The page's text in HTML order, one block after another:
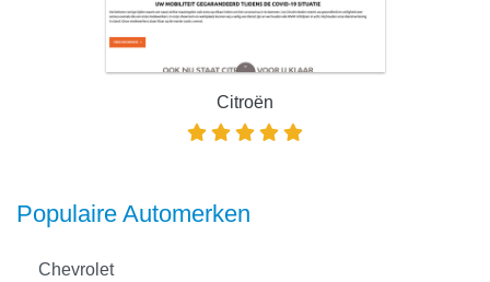
Citroën
Populaire Automerken
Chevrolet